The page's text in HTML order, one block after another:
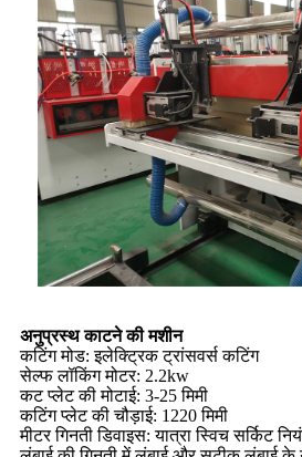
अनुप्रस्थ काटने की मशीन
कटिंग मोड: इलेक्ट्रिक ट्रांसवर्स कटिंग
सेल्फ लॉकिंग मोटर: 2.2kw
कट प्लेट की मोटाई: 3-25 मिमी
कटिंग प्लेट की चौड़ाई: 1220 मिमी
मीटर गिनती डिवाइस: यात्रा स्विच सर्किट